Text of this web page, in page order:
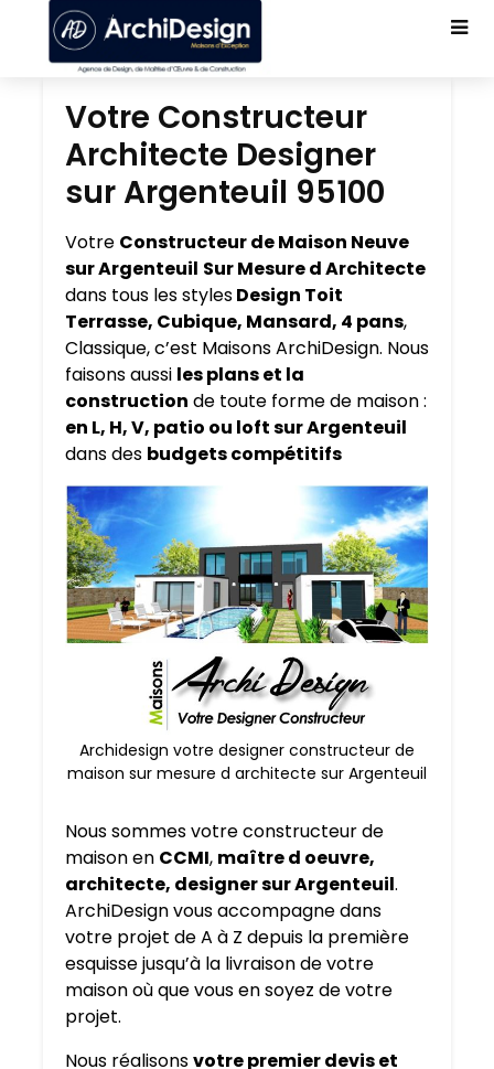
Votre Constructeur
Architecte Designer
sur Argenteuil 95100
Votre Constructeur de Maison Neuve
sur Argenteuil Sur Mesure d Architecte
dans tous les stylesDesign Toit
Terrasse, Cubique, Mansard, 4 pans,
Classique, c’est Maisons ArchiDesign. Nous
faisons aussi les plans et la
construction de toute forme de maison :
en L, H, V, patio ou loft sur Argenteuil
dans des budgets compétitifs
Archidesign votre designer constructeur de
maison sur mesure d architecte sur Argenteuil
Nous sommes votre constructeur de
maison en CCMI, maître d oeuvre,
architecte, designer sur Argenteuil.
ArchiDesign vous accompagne dans
votre projet de A à Z depuis la première
esquisse jusqu’à la livraison de votre
maison où que vous en soyez de votre
projet.
Nous réalisonsvotre premier devis et